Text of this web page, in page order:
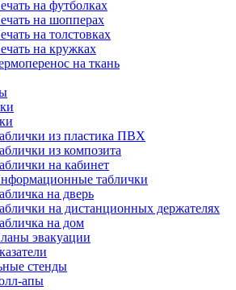
на футболках
на шопперах
на толстовках
на кружках
на ткань
из пластика ПВХ
из композита
на кабинет
таблички
на дверь
на дистанционных держателях
на дом
эвакуации
стенды
апы